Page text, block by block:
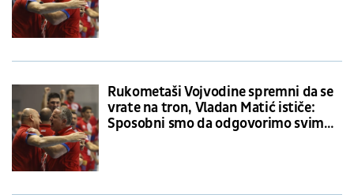
Rukometaši Vojvodine spremni da se
vrate na tron, Vladan Matić ističe:
Sposobni smo da odgovorimo svim